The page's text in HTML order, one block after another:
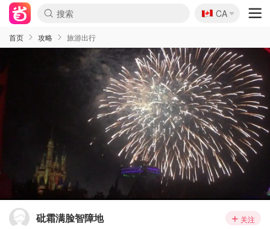
🇨🇦
CA
首页 攻略 旅游出行
砒霜满脸智障地 关注